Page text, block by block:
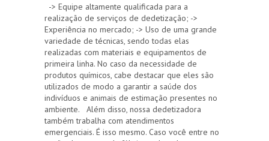
-> Equipe altamente qualificada para a
realização de serviços de dedetização; ->
Experiência no mercado; -> Uso de uma grande
variedade de técnicas, sendo todas elas
realizadas com materiais e equipamentos de
primeira linha. No caso da necessidade de
produtos químicos, cabe destacar que eles são
utilizados de modo a garantir a saúde dos
indivíduos e animais de estimação presentes no
ambiente. Além disso, nossa dedetizadora
também trabalha com atendimentos
emergenciais. É isso mesmo. Caso você entre no